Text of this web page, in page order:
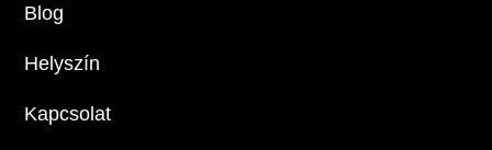
Blog
Helyszín
Kapcsolat